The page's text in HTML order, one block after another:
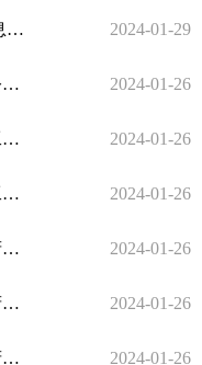
柳江区糖业发展中心2023年 政府信息公开工作年度报告 2024-01-29
柳江区交通运输局2023年政府信息公开工作年度报告 2024-01-26
柳江区商务局2023年政府信息公开工作年度报告 2024-01-26
柳江区审计局2023年政府信息公开工作年度报告 2024-01-26
柳州市柳江区行政审批局2023年政府信息公开工作年度报告 2024-01-26
柳州市柳江区科学技术局2023年政府信息公开工作年度报告 2024-01-26
柳江区市场监督管理局2023年度政府信息公开工作年度报告 2024-01-26